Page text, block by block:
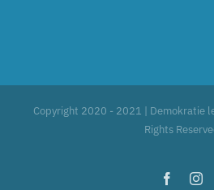
Copyright 2020 - 2021 | Demokratie
Rights